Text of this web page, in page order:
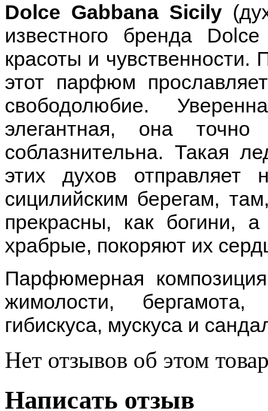
Dolce Gabbana Sicily
известного бренда
красоты и чувственности.
этот парфюм
свободолюбие.
элегантная, она
соблазнительна. Такая
этих духов
сицилийским берегам,
прекрасны, как богини,
храбрые, покоряют их
Парфюмерная
жимолости,
гибискуса, мускуса и
Нет отзывов об этом
Написать отзыв